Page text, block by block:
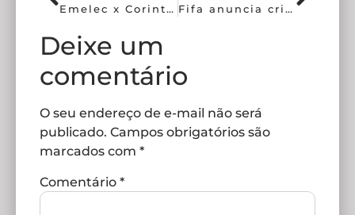
Emelec x Corinthians: Um duelo no Equador para a história Fifa anuncia criação de Mundial de Clubes de Feminino
Deixe um
comentário
O seu endereço de e-mail não será
publicado. Campos obrigatórios são
marcados com *
Comentário *